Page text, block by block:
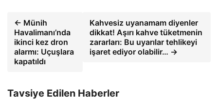
← Münih
Havalimanı’nda
ikinci kez dron
alarmı: Uçuşlara
kapatıldı
Kahvesiz uyanamam diyenler
dikkat! Aşırı kahve tüketmenin
zararları: Bu uyarılar tehlikeyi
işaret ediyor olabilir… →
Tavsiye Edilen Haberler